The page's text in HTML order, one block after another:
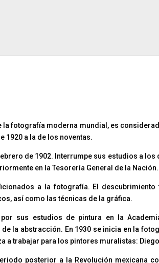
la fotografía moderna mundial, es
1920 a la de los noventas.
de 1902. Interrumpe sus estudios a
en la Tesorería General de la Nación.
a la fotografía. El
así como las técnicas de la gráfica.
sus estudios de pintura en la
la abstracción. En 1930 se inicia en la
a trabajar para los pintores muralistas:
posterior a la Revolución mexicana